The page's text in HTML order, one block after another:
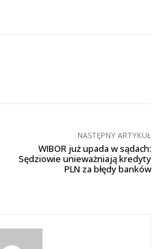
NASTĘPNY ARTYKUŁ
WIBOR już upada w sądach:
Sędziowie unieważniają kredyty
PLN za błędy banków